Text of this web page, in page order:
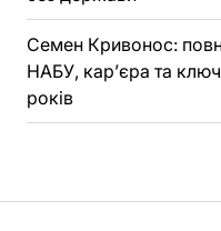
Семен Кривонос:
НАБУ, кар’єра та
років